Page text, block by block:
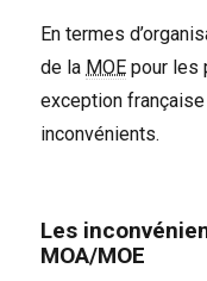
progiciel
gestion
de
projet
En termes
de la MOE pour les
exception
inconvénients.
Les
MOA/MOE